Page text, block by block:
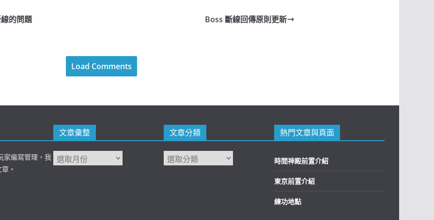
的問題 Boss 斷線回傳原則更新
Load Comments
家編寫管理，我
。
文章彙整 文章分類 熱門文章與頁面
時間神殿前置介紹
東京前置介紹
練功地點